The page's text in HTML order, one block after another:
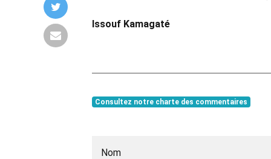
Issouf Kamagaté
Consultez notre charte des commentaires
Nom